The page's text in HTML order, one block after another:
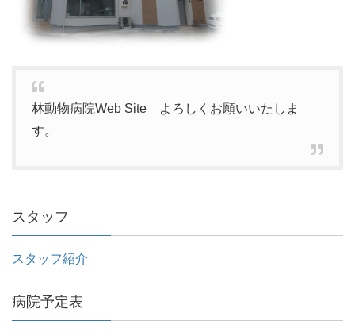
林動物病院Web Site よろしくお願いいたしま
す。
スタッフ
スタッフ紹介
病院予定表